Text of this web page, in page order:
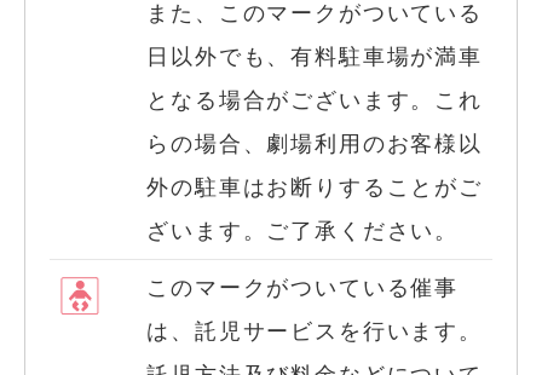
また、このマークがついている
日以外でも、有料駐車場が満車
となる場合がございます。これ
らの場合、劇場利用のお客様以
外の駐車はお断りすることがご
ざいます。ご了承ください。
このマークがついている催事
は、託児サービスを行います。